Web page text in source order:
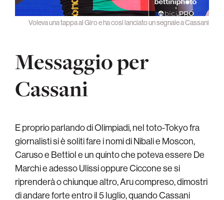
Voleva una tappa al Giro e ha così lanciato un segnale a Cassani
Messaggio per
Cassani
E proprio parlando di Olimpiadi, nel toto-Tokyo fra
giornalisti si è soliti fare i nomi di Nibali e Moscon,
Caruso e Bettiol e un quinto che poteva essere De
Marchi e adesso Ulissi oppure Ciccone se si
riprenderà o chiunque altro, Aru compreso, dimostri
di andare forte entro il 5 luglio, quando Cassani